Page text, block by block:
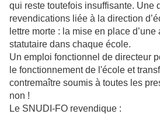
qui reste toutefois insuffisante. Une
revendications liée à la direction
lettre morte : la mise en place
statutaire dans chaque école.
Un emploi fonctionnel de directeur
le fonctionnement de l'école et
contremaître soumis à toutes les
non !
Le SNUDI-FO revendique :